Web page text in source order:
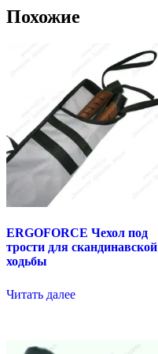
Похожие
ERGOFORCE Чехол под
трости для скандинавской
ходьбы
Читать далее